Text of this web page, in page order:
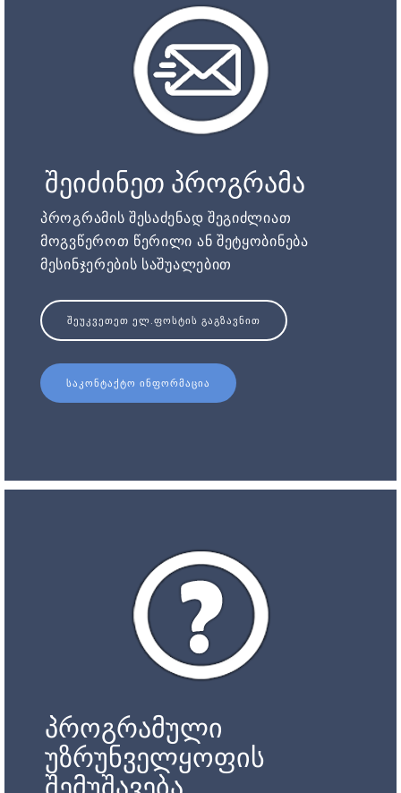
შეიძინეთ პროგრამა
პროგრამის შესაძენად შეგიძლიათ
მოგვწეროთ წერილი ან შეტყობინება
მესინჯერების საშუალებით
ᲨᲔᲣᲙᲕᲔᲗᲔᲗ ᲔᲚ.ᲤᲝᲡᲢᲘᲡ ᲒᲐᲒᲖᲐᲕᲜᲘᲗ
ᲡᲐᲙᲝᲜᲢᲐᲥᲢᲝ ᲘᲜᲤᲝᲠᲛᲐᲪᲘᲐ
პროგრამული
უზრუნველყოფის